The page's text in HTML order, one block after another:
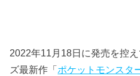
2022年11月18日に発売を控
ズ最新作「 ポケットモンスタ